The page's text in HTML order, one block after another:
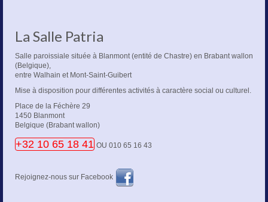
La Salle Patria
Salle paroissiale située à Blanmont (entité de Chastre) en Brabant wallon
(Belgique),
entre Walhain et Mont-Saint-Guibert
Mise à disposition pour différentes activités à caractère social ou culturel.
Place de la Féchère 29
1450 Blanmont
Belgique (Brabant wallon)
+32 10 65 18 41 OU 010 65 16 43
Rejoignez-nous sur Facebook